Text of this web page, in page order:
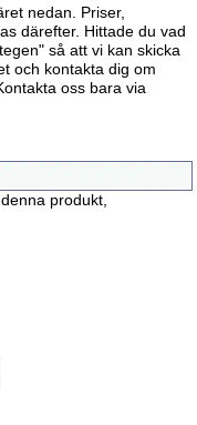
nedan. Priser,
därefter. Hittade du vad
så att vi kan skicka
och kontakta dig om
oss bara via
produkt,